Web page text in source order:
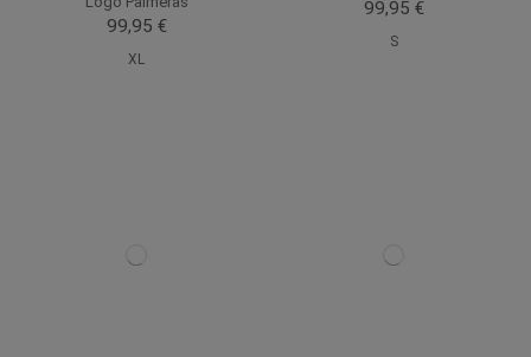
99,95 €
XL
99,95 €
S